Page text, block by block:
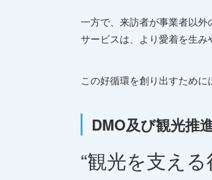
一方で、来訪者が事業者以
サービスは、より愛着を生み
この好循環を創り出すため
DMO及び観光推
“観光を支え